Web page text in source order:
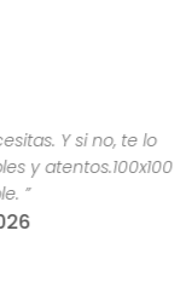
Y si no, te lo